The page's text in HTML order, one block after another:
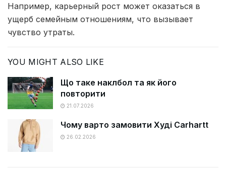
Например, карьерный рост может оказаться в
ущерб семейным отношениям, что вызывает
чувство утраты.
YOU MIGHT ALSO LIKE
Що таке наклбол та як його
повторити
21.07.2026
Чому варто замовити Худі Carhartt
26.02.2026